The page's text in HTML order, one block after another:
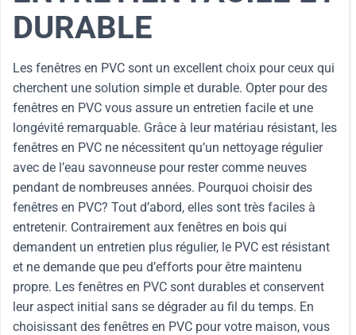
DURABLE
Les fenêtres en PVC sont un excellent choix pour ceux qui
cherchent une solution simple et durable. Opter pour des
fenêtres en PVC vous assure un entretien facile et une
longévité remarquable. Grâce à leur matériau résistant, les
fenêtres en PVC ne nécessitent qu’un nettoyage régulier
avec de l’eau savonneuse pour rester comme neuves
pendant de nombreuses années. Pourquoi choisir des
fenêtres en PVC? Tout d’abord, elles sont très faciles à
entretenir. Contrairement aux fenêtres en bois qui
demandent un entretien plus régulier, le PVC est résistant
et ne demande que peu d’efforts pour être maintenu
propre. Les fenêtres en PVC sont durables et conservent
leur aspect initial sans se dégrader au fil du temps. En
choisissant des fenêtres en PVC pour votre maison, vous